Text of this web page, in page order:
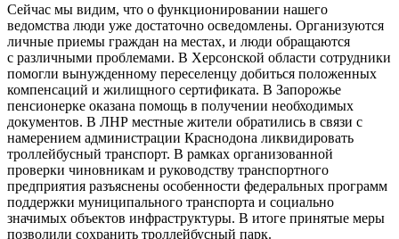
Сейчас мы видим, что о функционировании нашего
ведомства люди уже достаточно осведомлены. Организуются
личные приемы граждан на местах, и люди обращаются
с различными проблемами. В Херсонской области сотрудники
помогли вынужденному переселенцу добиться положенных
компенсаций и жилищного сертификата. В Запорожье
пенсионерке оказана помощь в получении необходимых
документов. В ЛНР местные жители обратились в связи с
намерением администрации Краснодона ликвидировать
троллейбусный транспорт. В рамках организованной
проверки чиновникам и руководству транспортного
предприятия разъяснены особенности федеральных программ
поддержки муниципального транспорта и социально
значимых объектов инфраструктуры. В итоге принятые меры
позволили сохранить троллейбусный парк.